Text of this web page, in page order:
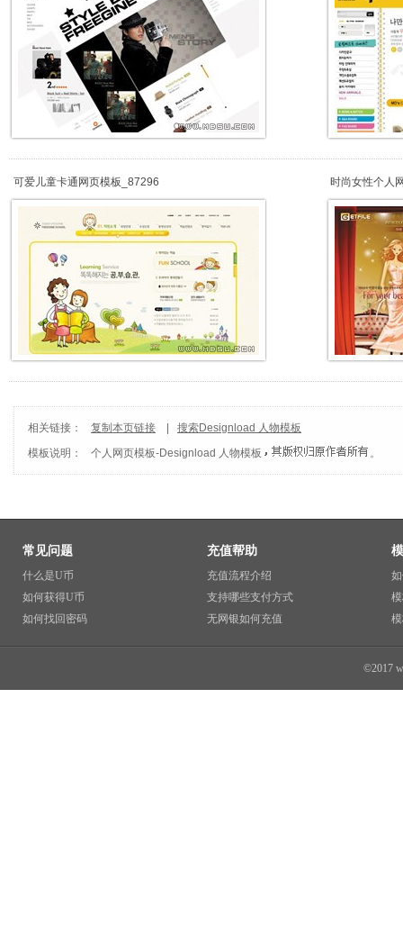
可爱儿童卡通网页模板_87296 时尚女性个人
相关链接： 复制本页链接
搜索Designload 人物模板
模板说明：
个人网页模板-Designload 人物模板 。
常见问题
什么是U币
如何获得U币
如何找回密码
充值帮助
充值流程介绍
支持哪些支付方式
无网银如何充值
©2017